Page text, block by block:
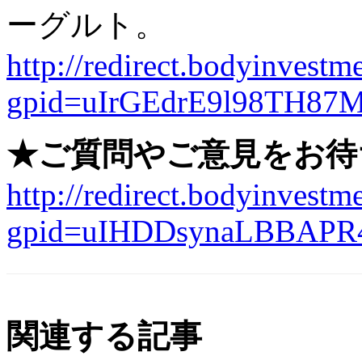
ーグルト。
http://
★ご質問やご意見をお
http://
関連する記事